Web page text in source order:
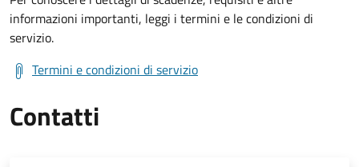
informazioni importanti, leggi i termini e le condizioni di
servizio.
Termini e condizioni di servizio
Contatti